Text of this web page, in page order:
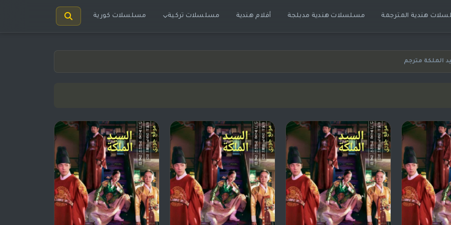
هندية المترجمة مسلسلات هندية مدبلجة أفلام هندية مسلسلات تركية مسلسلات كورية
مترجم